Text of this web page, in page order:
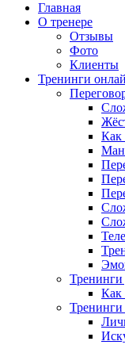
Главная
О тренере
Отзывы
Фото
Клиенты
Тренинги
Как
Тренинги
Как
Тренинги